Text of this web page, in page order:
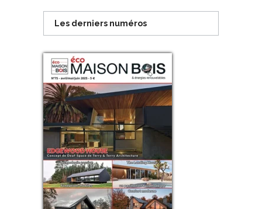
Les derniers numéros